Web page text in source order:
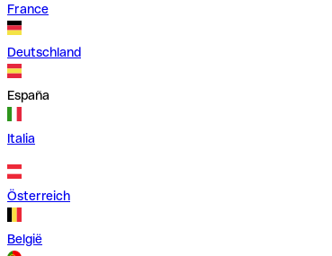
France
Deutschland
España
Italia
Österreich
België